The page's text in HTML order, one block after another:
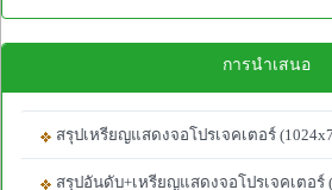
การนำเสนอ
สรุปเหรียญแสดงจอโปรเจคเตอร์
สรุปอันดับ+เหรียญแสดงจอโปรเจคเตอร์